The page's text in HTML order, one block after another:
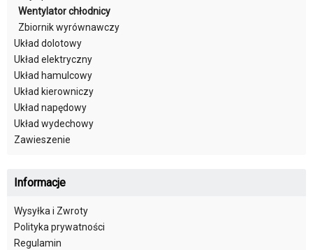
Wentylator chłodnicy
Zbiornik wyrównawczy
Układ dolotowy
Układ elektryczny
Układ hamulcowy
Układ kierowniczy
Układ napędowy
Układ wydechowy
Zawieszenie
Informacje
Wysyłka i Zwroty
Polityka prywatności
Regulamin